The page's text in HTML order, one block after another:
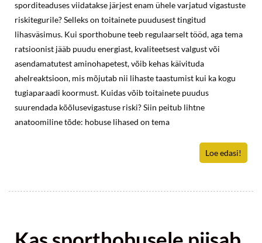
sporditeaduses viidatakse järjest enam ühele varjatud vigastuste
riskitegurile? Selleks on toitainete puudusest tingitud
lihasväsimus. Kui sporthobune teeb regulaarselt tööd, aga tema
ratsioonist jääb puudu energiast, kvaliteetsest valgust või
asendamatutest aminohapetest, võib kehas käivituda
ahelreaktsioon, mis mõjutab nii lihaste taastumist kui ka kogu
tugiaparaadi koormust. Kuidas võib toitainete puudus
suurendada kõõlusevigastuse riski? Siin peitub lihtne
anatoomiline tõde: hobuse lihased on tema
Loe edasi!